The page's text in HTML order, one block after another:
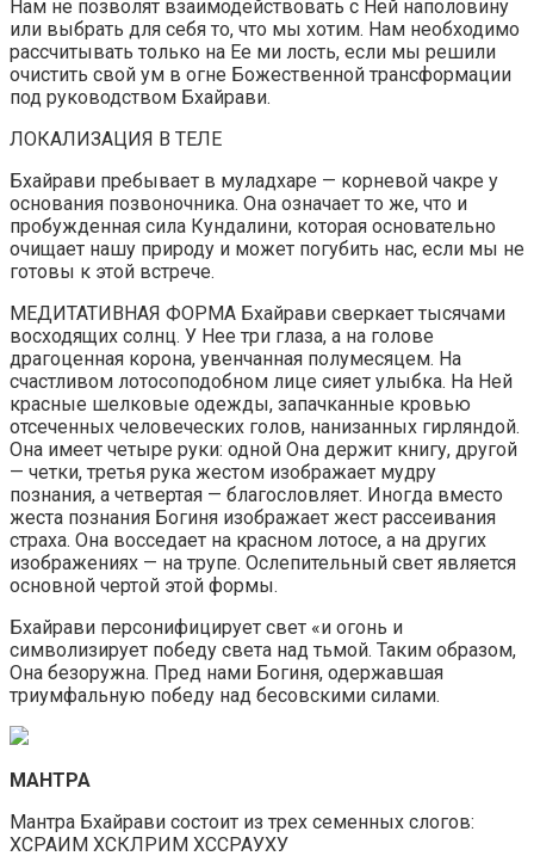
Нам не позволят взаимодействовать с Ней наполовину
или выбрать для себя то, что мы хотим. Нам необходимо
рассчитывать только на Ее ми лость, если мы решили
очистить свой ум в огне Божественной трансформации
под руководством Бхайрави.
ЛОКАЛИЗАЦИЯ В ТЕЛЕ
Бхайрави пребывает в муладхаре — корневой чакре у
основания позвоночника. Она означает то же, что и
пробужденная сила Кундалини, которая основательно
очищает нашу природу и может погубить нас, если мы не
готовы к этой встрече.
МЕДИТАТИВНАЯ ФОРМА Бхайрави сверкает тысячами
восходящих солнц. У Нее три глаза, а на голове
драгоценная корона, увенчанная полумесяцем. На
счастливом лотосоподобном лице сияет улыбка. На Ней
красные шелковые одежды, запачканные кровью
отсеченных человеческих голов, нанизанных гирляндой.
Она имеет четыре руки: одной Она держит книгу, другой
— четки, третья рука жестом изображает мудру
познания, а четвертая — благословляет. Иногда вместо
жеста познания Богиня изображает жест рассеивания
страха. Она восседает на красном лотосе, а на других
изображениях — на трупе. Ослепительный свет является
основной чертой этой формы.
Бхайрави персонифицирует свет «и огонь и
символизирует победу света над тьмой. Таким образом,
Она безоружна. Пред нами Богиня, одержавшая
триумфальную победу над бесовскими силами.
МАНТРА
Мантра Бхайрави состоит из трех семенных слогов:
ХСРАИМ ХСКЛРИМ ХССРАУХУ